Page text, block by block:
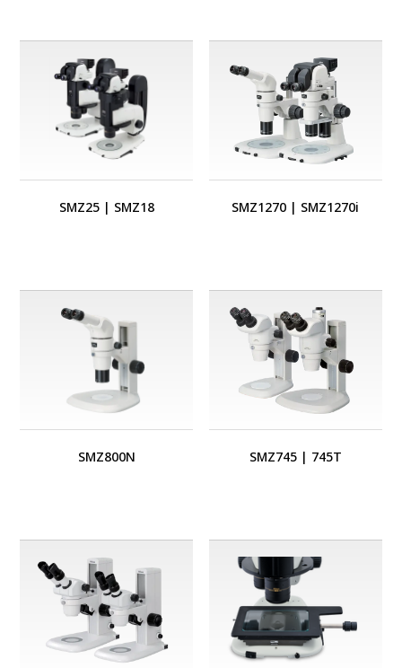
SMZ25 | SMZ18 SMZ1270 | SMZ1270i
SMZ800N SMZ745 | 745T